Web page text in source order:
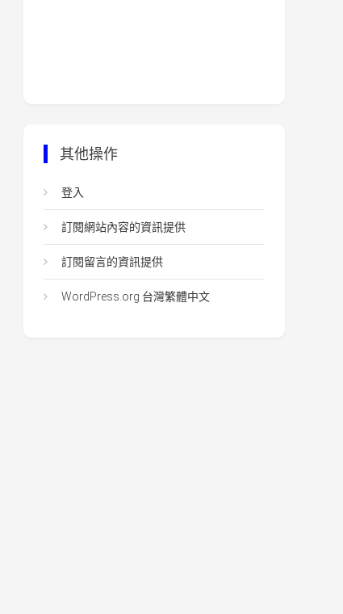
其他操作
登入
訂閱網站內容的資訊提供
訂閱留言的資訊提供
WordPress.org 台灣繁體中文